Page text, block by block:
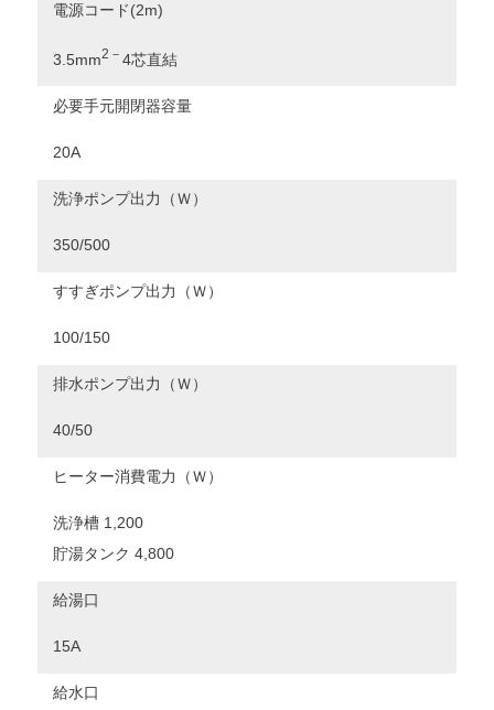
電源コード(2m)
3.5mm2－ 4芯直結
必要手元開閉器容量
20A
洗浄ポンプ出力（Ｗ）
350/500
すすぎポンプ出力（Ｗ）
100/150
排水ポンプ出力（Ｗ）
40/50
ヒーター消費電力（Ｗ）
洗浄槽 1,200
貯湯タンク 4,800
給湯口
15A
給水口